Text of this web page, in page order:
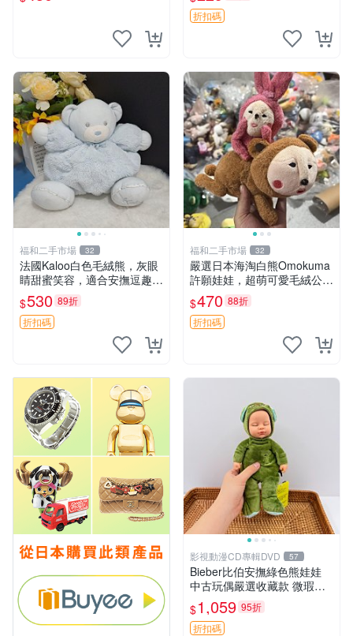
抓rary 搖鈴
折扣碼
福和二手市場 32
法國Kaloo白色毛絨熊，灰眼
睛甜蜜笑容，適合安撫逗趣可
愛，柔軟面料手感佳。14 白
色安撫熊 毛絨玩具 寶寶逗樂
具
$530 89折
折扣碼
福和二手市場 32
嚴選日本海淘白熊Omokuma
許願娃娃，超萌可愛毛絨公仔
推薦收藏 白熊 Omokuma 毛
絨玩具 偽裝娃娃 玩具擺飾
$470 88折
折扣碼
影視動漫CD專輯DVD 57
Bieber比伯安撫綠色熊娃娃
中古玩偶嚴選收藏款 微瑕輕
度使用 Bieber綠熊娃娃 中古
玩偶 微瑕
$1,059 95折
折扣碼